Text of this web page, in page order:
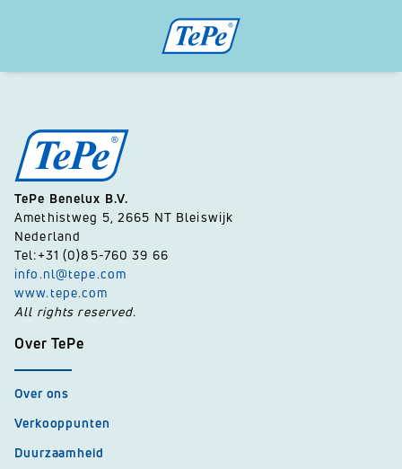
TePe Benelux B.V.
Amethistweg 5, 2665 NT Bleiswijk
Nederland
Tel:+31 (0)85-760 39 66
info.nl@tepe.com
www.tepe.com
All rights reserved.
Over TePe
Over ons
Verkooppunten
Duurzaamheid